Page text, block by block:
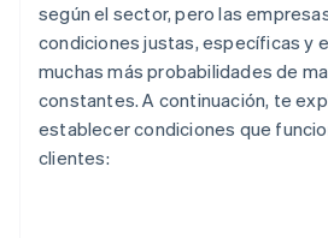
según el sector, pero las
condiciones justas, específicas y
muchas más probabilidades de
constantes. A continuación, te
establecer condiciones que
clientes: